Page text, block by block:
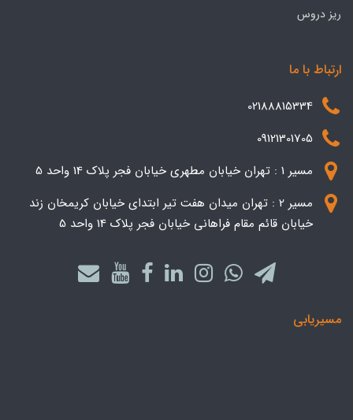
ریز دروس
ارتباط با ما
02188815334
09121301705
مسیر 1 : تهران خیابان مطهری خیابان فجر پلاک 14 واحد 5
مسیر 2 : تهران میدان هفت تیر ابتدای خیابان کریمخان زند
خیابان قائم مقام فراهانی خیابان فجر پلاک 14 واحد 5
مسیریابی